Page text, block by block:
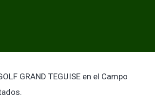
GRAND TEGUISE en el Campo